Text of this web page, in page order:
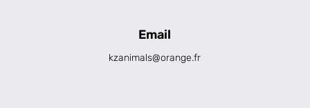
Email
kzanimals@orange.fr